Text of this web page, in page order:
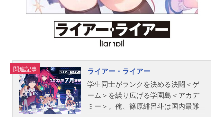
ト：倉持若菜ヴィクトル・フォン・
デューラー：古川慎アイラ・フォ
ン・デューラー：前田佳織里ルトガ
ー・アーレント：福山潤ニーナ・フ
関連記事
ライアー・ライアー
学生同士がランクを決める決闘＜ゲ
ーム＞を繰り広げる学園島＜アカデ
ミー＞。俺、篠原緋呂斗は国内最難